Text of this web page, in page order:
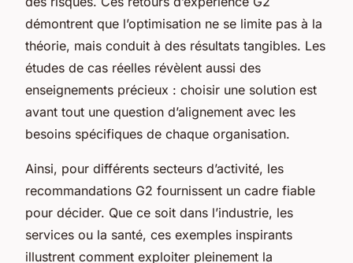
démontrent que l’optimisation ne se limite pas à la
théorie, mais conduit à des résultats tangibles. Les
études de cas réelles révèlent aussi des
enseignements précieux : choisir une solution est
avant tout une question d’alignement avec les
besoins spécifiques de chaque organisation.
Ainsi, pour différents secteurs d’activité, les
recommandations G2 fournissent un cadre fiable
pour décider. Que ce soit dans l’industrie, les
services ou la santé, ces exemples inspirants
illustrent comment exploiter pleinement la